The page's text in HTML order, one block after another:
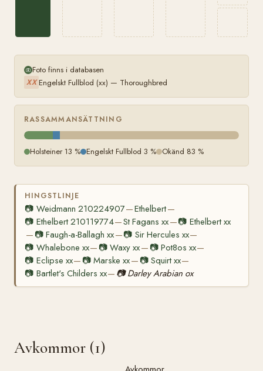
Foto finns i databasen
XX Engelskt Fullblod (xx) — Thoroughbred
RASSAMMANSÄTTNING
Holsteiner 13 % Engelskt Fullblod 3 % Okänd 83 %
HINGSTLINJE
📷 Weidmann 210224907—Ethelbert—
📷 Ethelbert 210119774—St Fagans xx—📷 Ethelbert xx
— 📷Faugh-a-Ballagh xx—📷 Sir Hercules xx—
📷 Whalebone xx— 📷Waxy xx— 📷 Pot8os xx—
📷 Eclipse xx— 📷Marske xx— 📷 Squirt xx—
📷 Bartlet's Childers xx— 📷 Darley Arabian ox
Avkommor (1)